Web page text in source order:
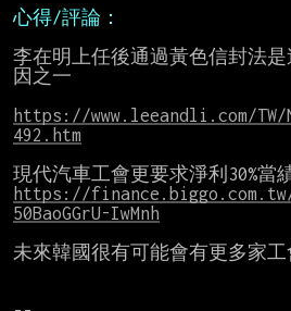
心得/評論：
李在明上任後通過黃色信封法
因之一
https://www.leeandli.com/
492.htm
https://
50BaoGGrU-IwMnh
未來韓國很有可能會有更多家工